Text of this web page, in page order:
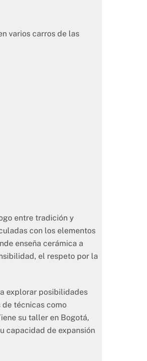
varios carros de las
entre tradición y
con los elementos
enseña cerámica a
el respeto por la
explorar posibilidades
de técnicas como
su taller en Bogotá,
capacidad de expansión